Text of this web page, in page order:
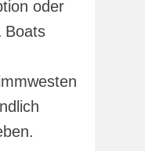
oder
Boats